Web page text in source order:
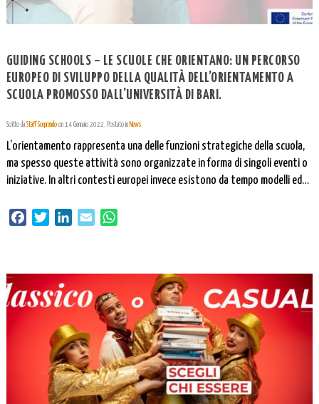
GUIDING SCHOOLS – LE SCUOLE CHE ORIENTANO: UN PERCORSO
EUROPEO DI SVILUPPO DELLA QUALITÀ DELL’ORIENTAMENTO A
SCUOLA PROMOSSO DALL’UNIVERSITÀ DI BARI.
Scritto da Staff Sorprendoon 14 Gennaio 2022. Postato in News
L’orientamento rappresenta una delle funzioni strategiche della scuola,
ma spesso queste attività sono organizzate in forma di singoli eventi o
iniziative. In altri contesti europei invece esistono da tempo modelli ed
migliorare la qualità, la continuità e l’efficacia dell’orientamento. Per
FacebookTwitter LinkedIn Email